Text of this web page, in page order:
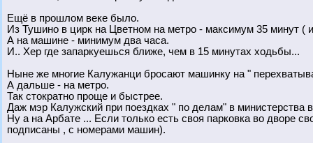
Ещё в прошлом веке было.
Из Тушино в цирк на Цветном на метро - максимум 35 минут (
А на машине - минимум два часа.
И.. Хер где запаркуешься ближе, чем в 15 минутах ходьбы...
Ныне же многие Калужанци бросают машинку на "
А дальше - на метро.
Так стократно проще и быстрее.
Даж мэр Калужский при поездках " по делам" в министерства
Ну а на Арбате ... Если только есть своя парковка во дворе
подписаны , с номерами машин).